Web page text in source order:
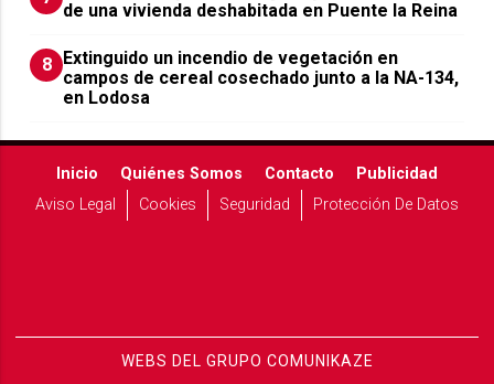
de una vivienda deshabitada en Puente la Reina
8
Extinguido un incendio de vegetación en
campos de cereal cosechado junto a la NA-134,
en Lodosa
Inicio Quiénes Somos Contacto
Publicidad
Aviso Legal
Cookies Seguridad Protección De Datos
WEBS DEL GRUPO COMUNIKAZE